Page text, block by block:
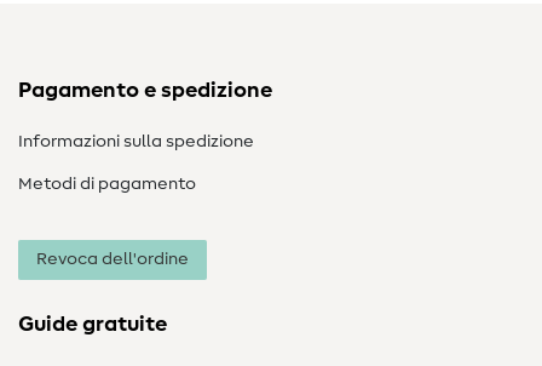
Pagamento e spedizione
Informazioni sulla spedizione
Metodi di pagamento
Revoca dell'ordine
Guide gratuite